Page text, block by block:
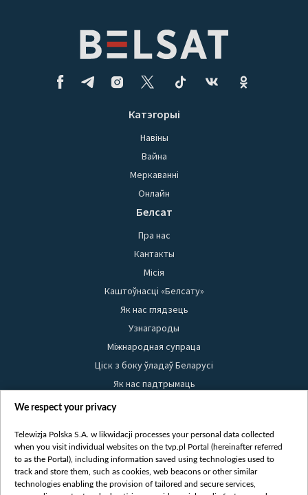
Катэгорыі
Навіны
Вайна
Меркаванні
Онлайн
Белсат
Пра нас
Кантакты
Місія
Каштоўнасці «Белсату»
Як нас глядзець
Узнагароды
Міжнародная супраца
Ціск з боку ўладаў Беларусі
Як нас падтрымаць
Правілы выкарыстання матэрыялаў
Бяспека
Youtube
Белсат news
We respect your privacy
Telewizja Polska S.A. w likwidacji processes your personal data collected
when you visit individual websites on the tvp.pl Portal (hereinafter referred
to as the Portal), including information saved using technologies used to
track and store them, such as cookies, web beacons or other similar
technologies enabling the provision of tailored and secure services,